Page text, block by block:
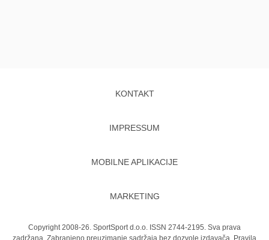
KONTAKT
IMPRESSUM
MOBILNE APLIKACIJE
MARKETING
Copyright 2008-26. SportSport d.o.o. ISSN 2744-2195. Sva prava